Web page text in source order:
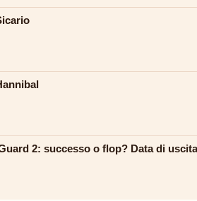
2: successo o flop? Data di